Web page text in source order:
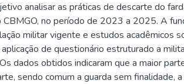
analisar as práticas de descarte do
CBMGO, no período de 2023 a 2025. A
militar vigente e estudos acadêmicos
de questionário estruturado a
dados obtidos indicaram que a maior
sendo comum a guarda sem finalidade,